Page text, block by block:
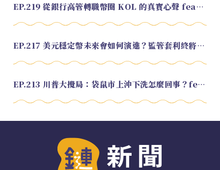
EP.219 從銀行高管轉職幣圈 KOL 的真實心聲 feat.龜大
EP.217 美元穩定幣未來會如何演進？監管套利終將收斂？feat. 研究員 余哲安
EP.213 川普大攪局：袋鼠市上沖下洗怎麼回事？feat. Alvin